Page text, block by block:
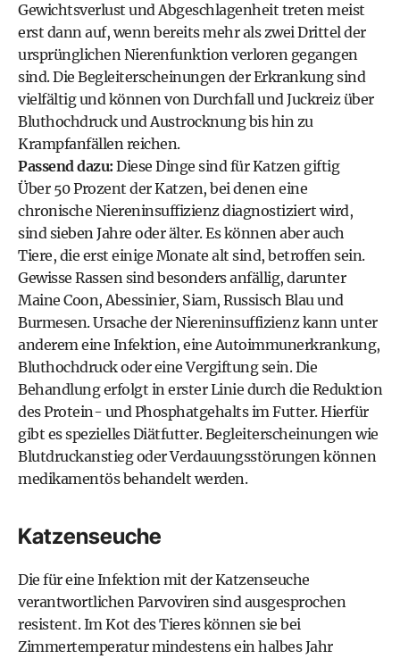
Gewichtsverlust und Abgeschlagenheit treten meist
erst dann auf, wenn bereits mehr als zwei Drittel der
ursprünglichen Nierenfunktion verloren gegangen
sind. Die Begleiterscheinungen der Erkrankung sind
vielfältig und können von Durchfall und Juckreiz über
Bluthochdruck und Austrocknung bis hin zu
Krampfanfällen reichen.
Passend dazu: Diese Dinge sind für Katzen giftig
Über 50 Prozent der Katzen, bei denen eine
chronische Niereninsuffizienz diagnostiziert wird,
sind sieben Jahre oder älter. Es können aber auch
Tiere, die erst einige Monate alt sind, betroffen sein.
Gewisse Rassen sind besonders anfällig, darunter
Maine Coon, Abessinier, Siam, Russisch Blau und
Burmesen. Ursache der Niereninsuffizienz kann unter
anderem eine Infektion, eine Autoimmunerkrankung,
Bluthochdruck oder eine Vergiftung sein. Die
Behandlung erfolgt in erster Linie durch die Reduktion
des Protein- und Phosphatgehalts im Futter. Hierfür
gibt es spezielles Diätfutter. Begleiterscheinungen wie
Blutdruckanstieg oder Verdauungsstörungen können
medikamentös behandelt werden.
Katzenseuche
Die für eine Infektion mit der Katzenseuche
verantwortlichen Parvoviren sind ausgesprochen
resistent. Im Kot des Tieres können sie bei
Zimmertemperatur mindestens ein halbes Jahr